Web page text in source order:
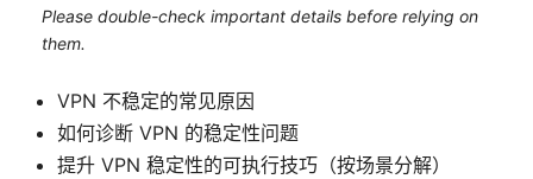
Please double-check important details before relying on
them.
VPN 不稳定的常见原因
如何诊断 VPN 的稳定性问题
提升 VPN 稳定性的可执行技巧（按场景分解）